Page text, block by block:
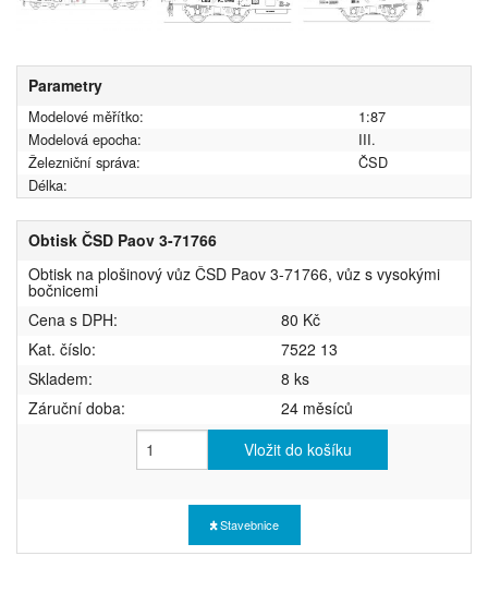
Parametry
Modelové měřítko:
1:87
Modelová epocha:
III.
Železniční správa:
ČSD
Délka:
Obtisk ČSD Paov 3-71766
Obtisk na plošinový vůz ČSD Paov 3-71766, vůz s vysokými
bočnicemi
Cena s DPH:
80 Kč
Kat. číslo:
7522 13
Skladem:
8 ks
Záruční doba:
24 měsíců
Vložit do košíku
Stavebnice